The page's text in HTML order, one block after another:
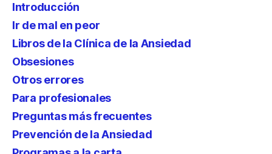
Introducción
Ir de mal en peor
Libros de la Clínica de la Ansiedad
Obsesiones
Otros errores
Para profesionales
Preguntas más frecuentes
Prevención de la Ansiedad